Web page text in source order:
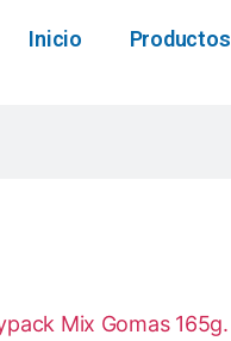
Inicio Productos